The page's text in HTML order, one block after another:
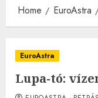
Home EuroAstra
EuroAstra
Lupa-tó: